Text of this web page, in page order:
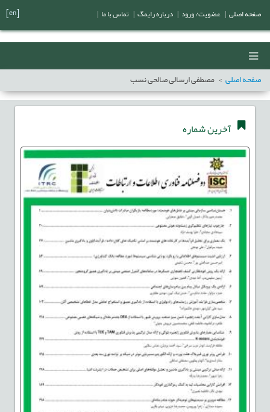
صفحه اصلی مصطفی ارسالی صالحی نسب
آخرین شماره
صفحه اصلی عضویت/ ورود درباره رایمگ تماس با ما